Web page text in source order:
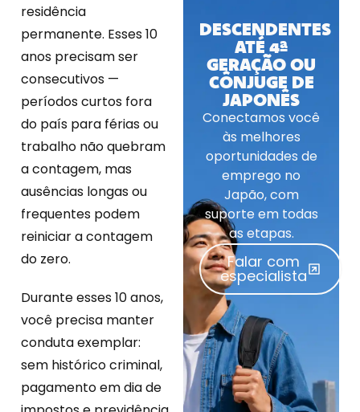
residência
permanente. Esses 10
anos precisam ser
consecutivos —
períodos curtos fora
do país para férias ou
trabalho não quebram
a contagem, mas
ausências longas ou
frequentes podem
reiniciar a contagem
do zero.
Durante esses 10 anos,
você precisa manter
conduta exemplar:
sem histórico criminal,
pagamento em dia de
DESCENDENTES
ATÉ 4ª
GERAÇÃO OU
CÔNJUGE DE
JAPONÊS
Conectamos você
às melhores
oportunidades de
emprego no
Japão, com
suporte em todas
as etapas.
Falar com
especialista